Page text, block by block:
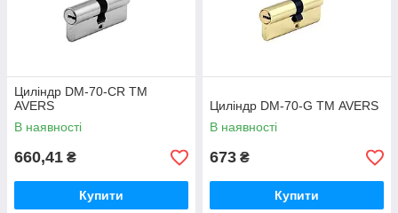
Циліндр DM-70-CR ТМ
AVERS
В наявності
660,41 ₴
Купити
Циліндр DM-70-G ТМ AVERS
В наявності
673 ₴
Купити